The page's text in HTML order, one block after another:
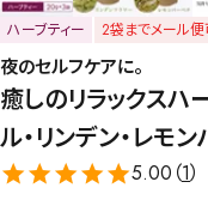
ハーブティー 2袋までメール
夜のセルフケアに。
癒しのリラックスハ
ル・リンデン・レモ
5.00（1）